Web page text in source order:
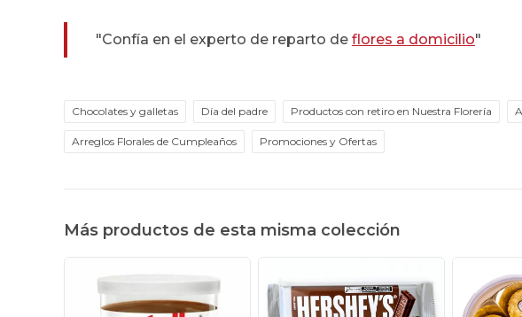
"Confía en el experto de reparto de flores a domicilio"
Chocolates y galletas Día del padre Productos con retiro en Nuestra Florería
Arreglos Florales de Cumpleaños Promociones y Ofertas
Más productos de esta misma colección